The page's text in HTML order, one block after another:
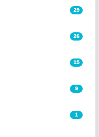
29
26
15
9
1